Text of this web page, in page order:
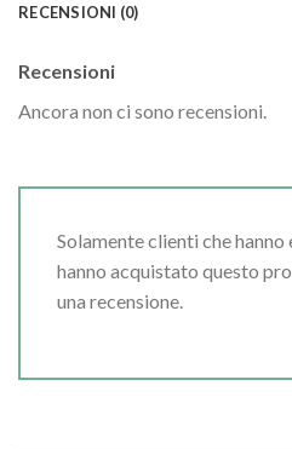
RECENSIONI (0)
Recensioni
Ancora non ci sono recensioni.
Solamente clienti che
hanno acquistato questo
una recensione.